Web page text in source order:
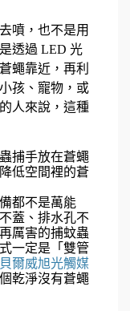
噴，也不是用
透過 LED 光
蠅靠近，再利
孩、寵物，或
人來說，這種
捕手放在蒼蠅
低空間裡的蒼
都不是萬能
蓋、排水孔不
厲害的捕蚊蟲
一定是「雙管
貝爾威旭光觸媒
乾淨沒有蒼蠅